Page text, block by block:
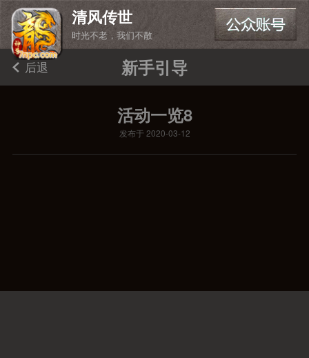
清风传世
时光不老，我们不散
后退 新手引导
活动一览8
发布于 2020-03-12